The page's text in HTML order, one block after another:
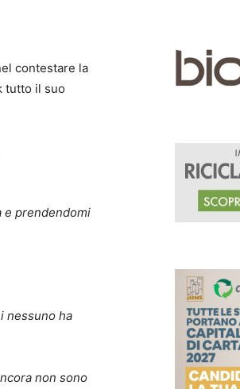
contestare la
tutto il suo
e prendendomi
nessuno ha
non sono